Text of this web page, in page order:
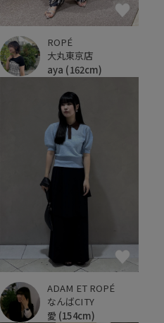
ROPÉ
大丸東京店
aya (162cm)
ADAM ET ROPÉ
なんばCITY
愛 (154cm)